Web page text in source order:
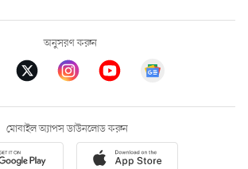
অনুসরণ করুন
মোবাইল অ্যাপস ডাউনলোড করুন